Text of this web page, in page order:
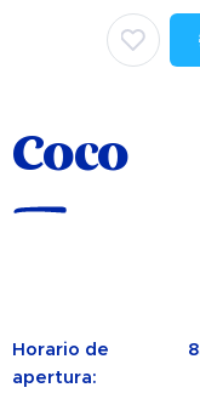
Coco
Horario de
apertura: